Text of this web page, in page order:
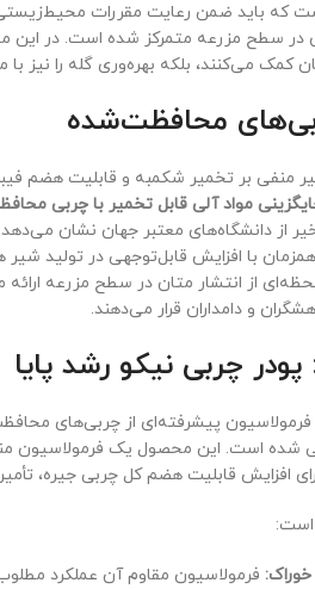
است که باید ضمن رعایت مقررات
در سطح مزرعه متمرکز شده است. در این
کمک می‌کنند، بلکه بهره‌وری گله را نیز با
محافظت‌شده
منفی بر تخمیر شکمبه و قابلیت هضم
مواد آلی قابل تخمیر با چربی
از دانشگاه‌های معتبر جهان نشان
با افزایش قابل‌توجهی در تولید شیر
از انتشار متان در سطح مزرعه
و دامداران قرار می‌دهند.
چربی نیکو رشد پایا
فرمولاسیون پیشرفته‌ای از چربی‌های
شده است. این محصول یک فرمولاسیون
افزایش قابلیت هضم کل چربی جیره،
است:
فرمولاسیون مقاوم آن عملکرد